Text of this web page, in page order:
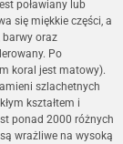
poławiany lub
się miękkie części, a
barwy oraz
Po
koral jest matowy).
szlachetnych
kształtem i
ponad 2000 różnych
wrażliwe na wysoką